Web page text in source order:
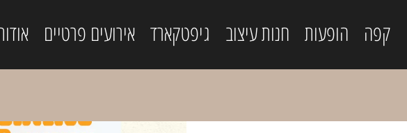
קפה הופעות חנות עיצוב גיפטקארד אירועים פרטיים